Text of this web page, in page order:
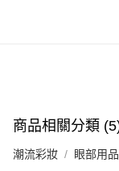
商品相關分類
潮流彩妝 眼部用品